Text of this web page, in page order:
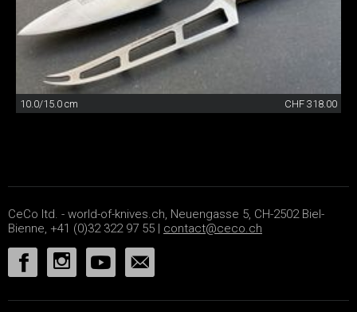
10.0/15.0 cm CHF 318.00
CeCo ltd. - world-of-knives.ch, Neuengasse 5, CH-2502 Biel-
Bienne, +41 (0)32 322 97 55 | contact@ceco.ch